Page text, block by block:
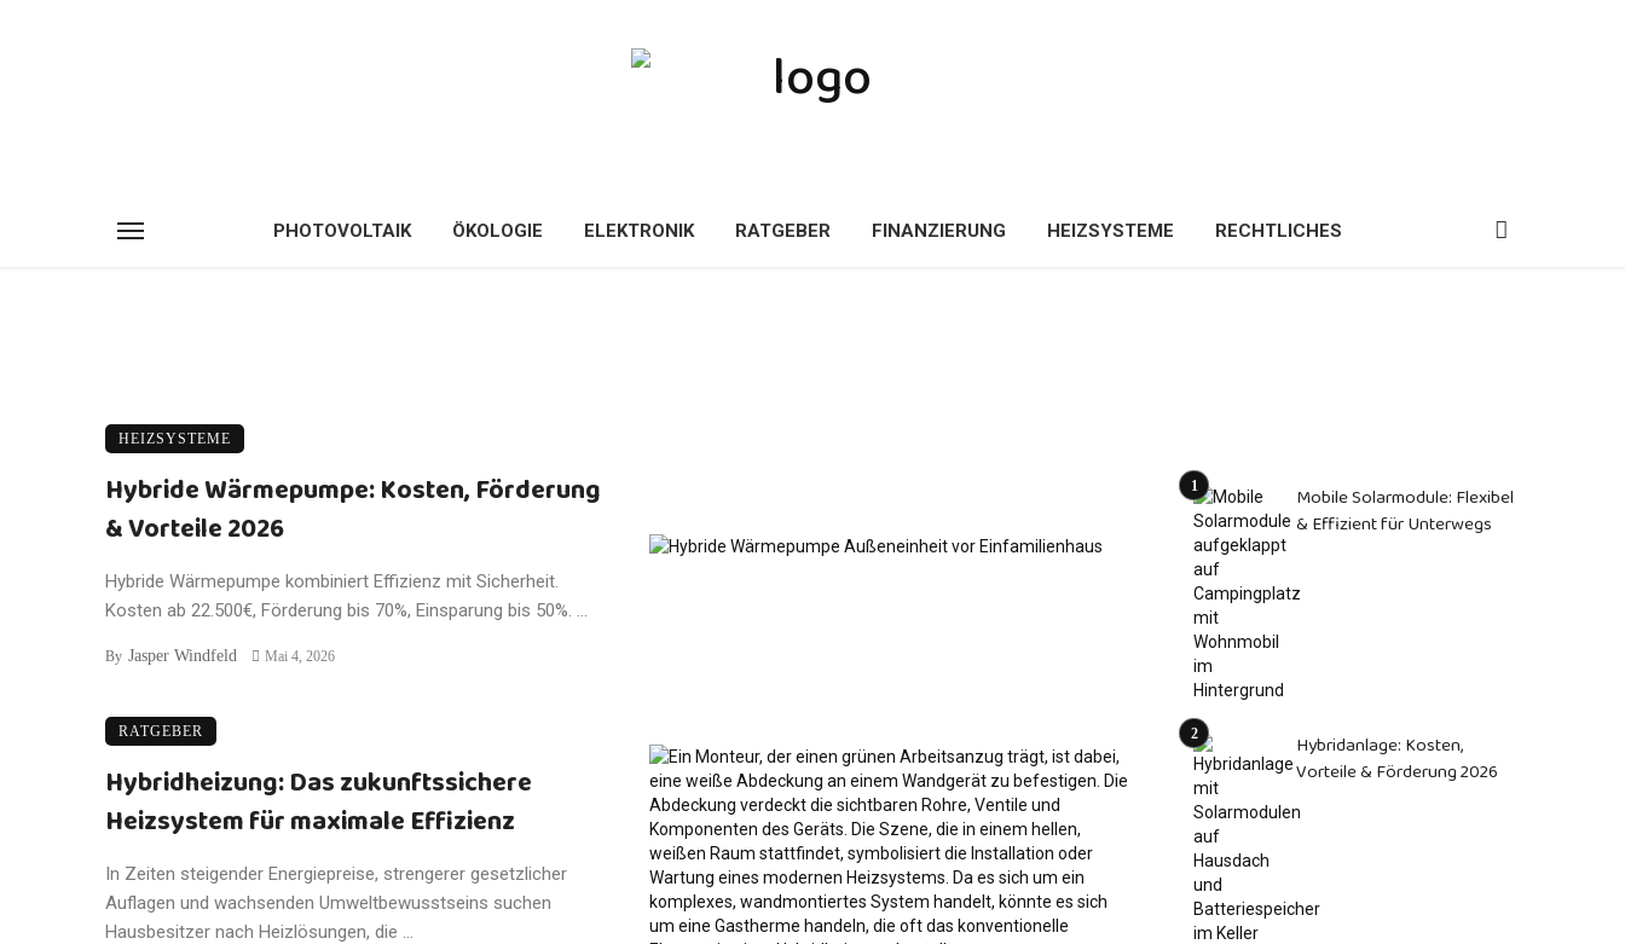
PHOTOVOLTAIK ÖKOLOGIE ELEKTRONIK RATGEBER FINANZIERUNG HEIZSYSTEME RECHTLICHES
HEIZSYSTEME
Hybride Wärmepumpe: Kosten, Förderung
& Vorteile 2026
Hybride Wärmepumpe kombiniert Effizienz mit Sicherheit.
Kosten ab 22.500€, Förderung bis 70%, Einsparung bis 50%. ...
By Jasper Windfeld Mai 4, 2026
RATGEBER
Hybridheizung: Das zukunftssichere
Heizsystem für maximale Effizienz
In Zeiten steigender Energiepreise, strengerer gesetzlicher
Auflagen und wachsenden Umweltbewusstseins suchen
Hausbesitzer nach Heizlösungen, die ...
Mobile Solarmodule: Flexibel
& Effizient für Unterwegs
Hybridanlage: Kosten,
Vorteile & Förderung 2026